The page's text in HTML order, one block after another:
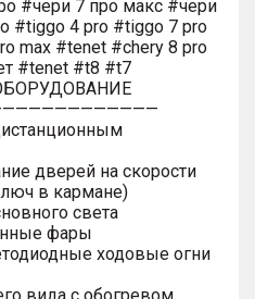
#чери 7 про макс #чери
#tiggo 4 pro #tiggo 7 pro
max #tenet #chery 8 pro
#tenet #t8 #t7
дверей на скорости
в кармане)
света
фары
ходовые огни
вида с обогревом